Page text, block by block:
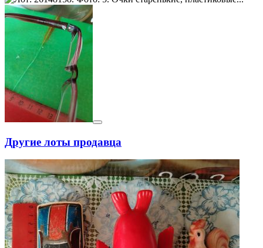
Другие лоты продавца